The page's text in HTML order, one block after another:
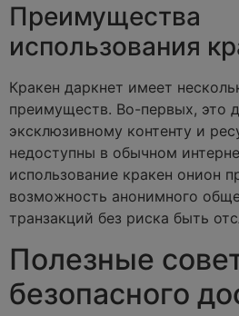
Преимущества
использования
Кракен даркнет имеет
преимуществ. Во-первых, это
эксклюзивному контенту и
недоступны в обычном
использование кракен онион
возможность анонимного
транзакций без риска быть
Полезные
безопасного